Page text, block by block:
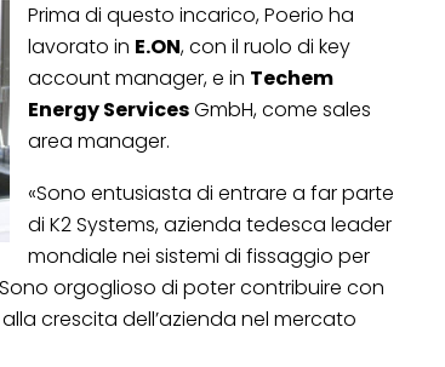
Prima di questo incarico, Poerio ha
lavorato in E.ON, con il ruolo di key
account manager, e in Techem
Energy ServicesGmbH, come sales
area manager.
«Sono entusiasta di entrare a far parte
di K2 Systems, azienda tedesca leader
mondiale nei sistemi di fissaggio per
orgoglioso di poter contribuire con
crescita dell’azienda nel mercato